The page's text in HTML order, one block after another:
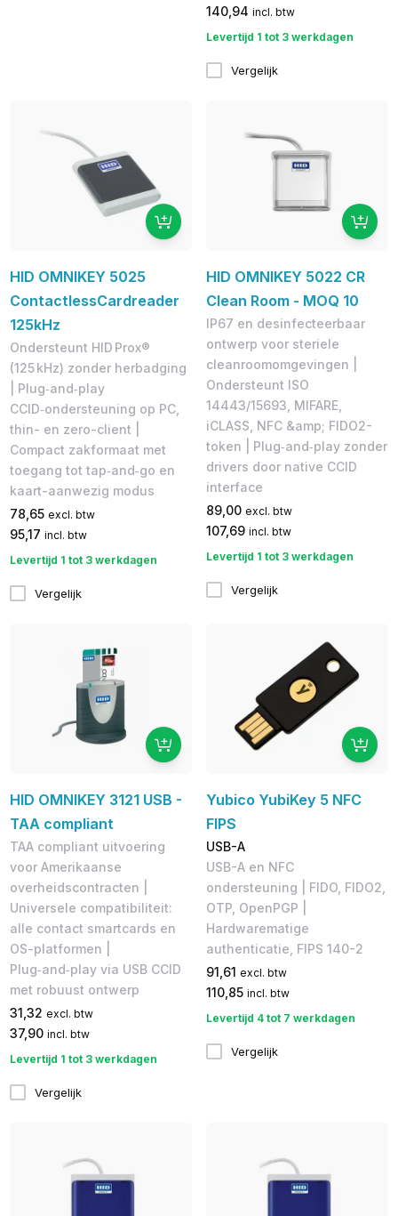
140,94 incl. btw
Levertijd 1 tot 3 werkdagen
Vergelijk
HID OMNIKEY 5025
ContactlessCardreader
125kHz
Ondersteunt HID Prox®
(125 kHz) zonder herbadging
| Plug‑and‑play
CCID‑ondersteuning op PC,
thin- en zero-client |
Compact zakformaat met
toegang tot tap‑and‑go en
kaart-aanwezig modus
78,65 excl. btw
95,17 incl. btw
Levertijd 1 tot 3 werkdagen
Vergelijk
HID OMNIKEY 5022 CR
Clean Room - MOQ 10
IP67 en desinfecteerbaar
ontwerp voor steriele
cleanroomomgevingen |
Ondersteunt ISO
14443/15693, MIFARE,
iCLASS, NFC &amp; FIDO2-
token | Plug‑and‑play zonder
drivers door native CCID
interface
89,00 excl. btw
107,69 incl. btw
Levertijd 1 tot 3 werkdagen
Vergelijk
HID OMNIKEY 3121 USB -
TAA compliant
TAA compliant uitvoering
voor Amerikaanse
overheidscontracten |
Universele compatibiliteit:
alle contact smartcards en
OS-platformen |
Plug‑and‑play via USB CCID
met robuust ontwerp
31,32 excl. btw
37,90 incl. btw
Levertijd 1 tot 3 werkdagen
Vergelijk
Yubico YubiKey 5 NFC
FIPS
USB-A
USB-A en NFC
ondersteuning | FIDO, FIDO2,
OTP, OpenPGP |
Hardwarematige
authenticatie, FIPS 140-2
91,61 excl. btw
110,85 incl. btw
Levertijd 4 tot 7 werkdagen
Vergelijk